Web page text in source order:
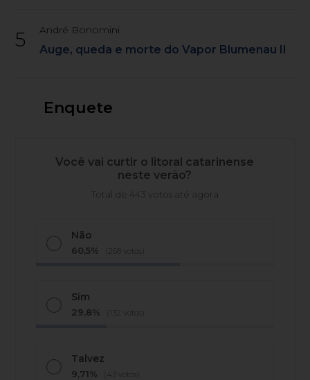
5 André Bonomini
Auge, queda e morte do Vapor Blumenau II
Enquete
Você vai curtir o litoral catarinense
neste verão?
Total de 443 votos até agora
Não
60,5% (268 votos)
Sim
29,8% (132 votos)
Talvez
9,71% (43 votos)